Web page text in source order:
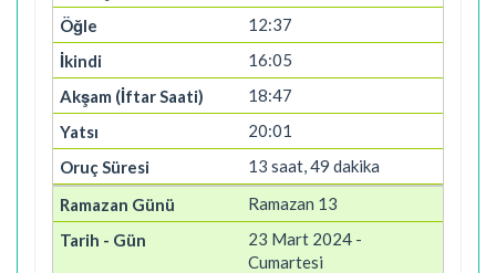
12:37
16:05
18:47
20:01
13 saat, 49 dakika
Ramazan 13
23 Mart 2024 -
Cumartesi